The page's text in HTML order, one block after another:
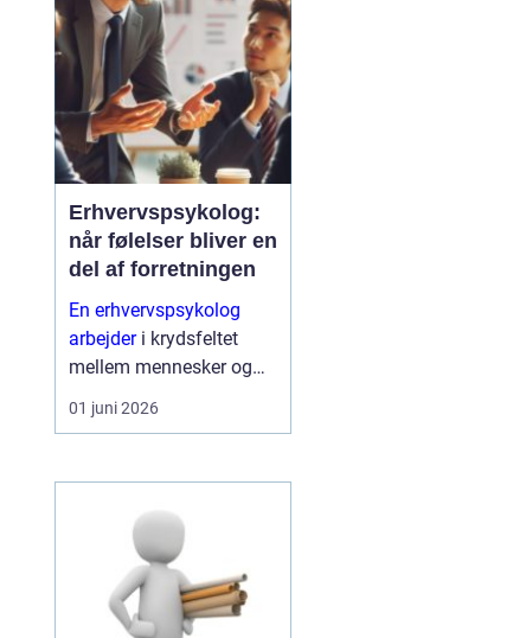
Erhvervspsykolog:
når følelser bliver en
del af forretningen
En erhvervspsykolog
arbejderi krydsfeltet
mellem mennesker og
forretning. Fokus er ikke
kun på trivsel, men også
samarbejde og følelser
påvirker resultater,
strategi og kultur.
Mange...
01 juni 2026